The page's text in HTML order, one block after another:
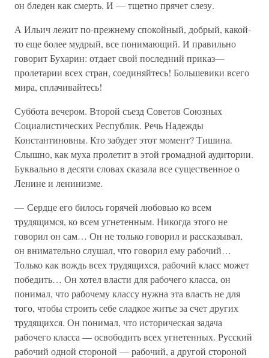
он бледен как смерть. И — тщетно прячет слезу.
А Ильич лежит по-прежнему спокойный, добрый, какой-
то еще более мудрый, все понимающий. И правильно
говорит Бухарин: отдает свой последний приказ—
пролетарии всех стран, соединяйтесь! Большевики всего
мира, сплачивайтесь!
Суббота вечером. Второй съезд Советов Союзных
Социалистических Республик. Речь Надежды
Константиновны. Кто забудет этот момент? Тишина.
Слышно, как муха пролетит в этой громадной аудитории.
Буквально в десяти словах сказала все существенное о
Ленине и ленинизме.
— Сердце его билось горячей любовью ко всем
трудящимся, ко всем угнетенным. Никогда этого не
говорил он сам… Он не только говорил и рассказывал,
он внимательно слушал, что говорил ему рабочий…
Только как вождь всех трудящихся, рабочий класс может
победить… Он хотел власти для рабочего класса, он
понимал, что рабочему классу нужна эта власть не для
того, чтобы строить себе сладкое житье за счет других
трудящихся. Он понимал, что историческая задача
рабочего класса — освободить всех угнетенных. Русский
рабочий одной стороной — рабочий, а другой стороной